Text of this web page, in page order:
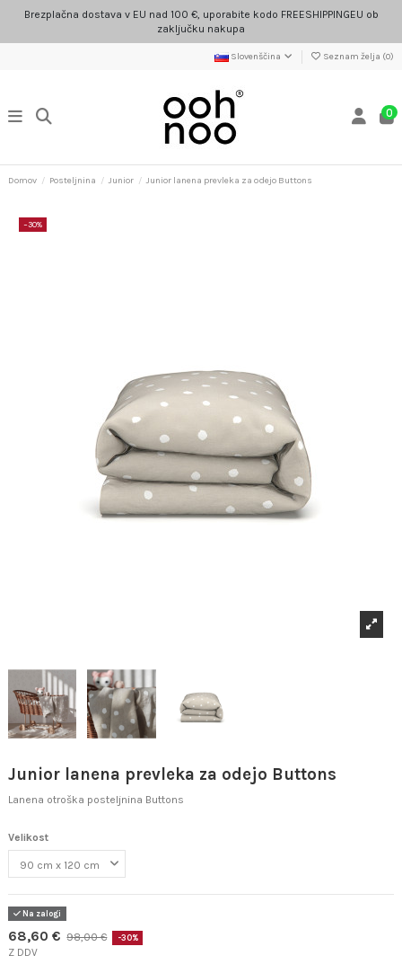
Brezplačna dostava v EU nad 100 €, uporabite kodo FREESHIPPINGEU ob
zaključku nakupa
Slovenščina Seznam želja (0)
0
Domov Posteljnina Junior Junior lanena prevleka za odejo Buttons
−30%
Junior lanena prevleka za odejo Buttons
Lanena otroška posteljnina Buttons
Velikost
Na zalogi
68,60 € 98,00 € -30%
Z DDV